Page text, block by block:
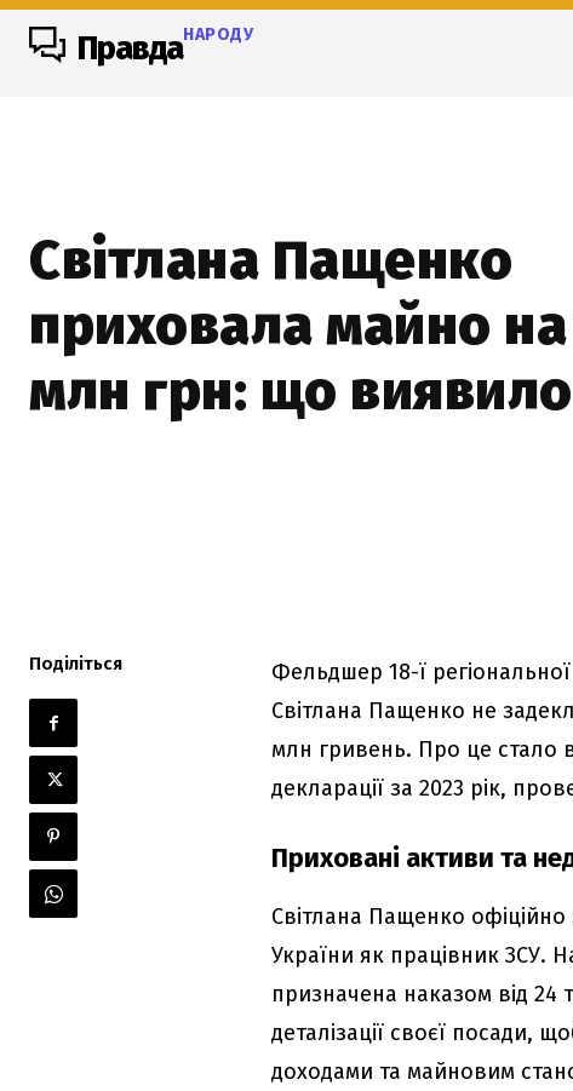
ПравдаНАРОДУ
Світлана Пащенко
приховала майно на
млн грн: що
Поділіться
Фельдшер 18-ї регіональної
Світлана Пащенко не
млн гривень. Про це стало
декларації за 2023 рік,
Приховані активи та
Світлана Пащенко
України як працівник ЗСУ.
призначена наказом від 24
деталізації своєї посади,
доходами та майновим